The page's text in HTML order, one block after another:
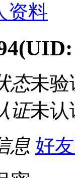
资料
(UID:
态未验
证未认
息 好